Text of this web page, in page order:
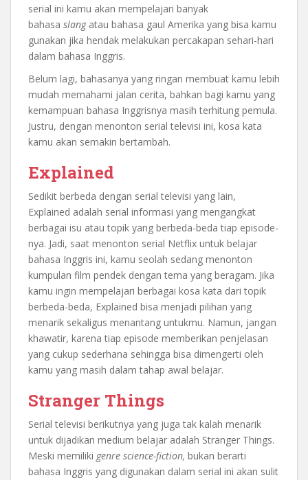
serial ini kamu akan mempelajari banyak
bahasa slang atau bahasa gaul Amerika yang bisa kamu
gunakan jika hendak melakukan percakapan sehari-hari
dalam bahasa Inggris.
Belum lagi, bahasanya yang ringan membuat kamu lebih
mudah memahami jalan cerita, bahkan bagi kamu yang
kemampuan bahasa Inggrisnya masih terhitung pemula.
Justru, dengan menonton serial televisi ini, kosa kata
kamu akan semakin bertambah.
Explained
Sedikit berbeda dengan serial televisi yang lain,
Explained adalah serial informasi yang mengangkat
berbagai isu atau topik yang berbeda-beda tiap episode-
nya. Jadi, saat menonton serial Netflix untuk belajar
bahasa Inggris ini, kamu seolah sedang menonton
kumpulan film pendek dengan tema yang beragam. Jika
kamu ingin mempelajari berbagai kosa kata dari topik
berbeda-beda, Explained bisa menjadi pilihan yang
menarik sekaligus menantang untukmu. Namun, jangan
khawatir, karena tiap episode memberikan penjelasan
yang cukup sederhana sehingga bisa dimengerti oleh
kamu yang masih dalam tahap awal belajar.
Stranger Things
Serial televisi berikutnya yang juga tak kalah menarik
untuk dijadikan medium belajar adalah Stranger Things.
Meski memiliki genre science-fiction, bukan berarti
bahasa Inggris yang digunakan dalam serial ini akan sulit